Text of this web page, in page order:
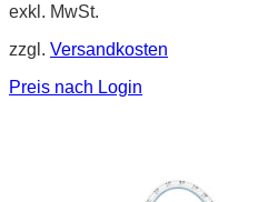
exkl. MwSt.
zzgl. Versandkosten
Preis nach Login